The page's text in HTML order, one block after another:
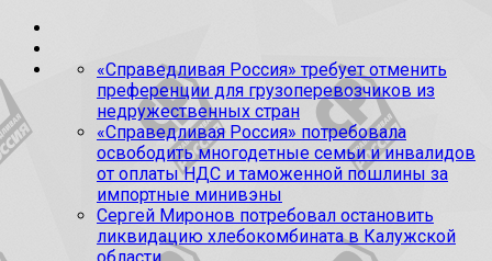
«Справедливая Россия» требует отменить
преференции для грузоперевозчиков из
недружественных стран
«Справедливая Россия» потребовала
освободить многодетные семьи и инвалидов
от оплаты НДС и таможенной пошлины за
импортные минивэны
Сергей Миронов потребовал остановить
ликвидацию хлебокомбината в Калужской